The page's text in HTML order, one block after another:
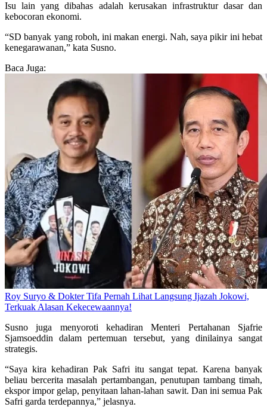
Isu lain yang dibahas adalah kerusakan infrastruktur dasar dan
kebocoran ekonomi.
“SD banyak yang roboh, ini makan energi. Nah, saya pikir ini hebat
kenegarawanan,” kata Susno.
Baca Juga:
Roy Suryo & Dokter Tifa Pernah Lihat Langsung Ijazah Jokowi,
Terkuak Alasan Kekecewaannya!
Susno juga menyoroti kehadiran Menteri Pertahanan Sjafrie
Sjamsoeddin dalam pertemuan tersebut, yang dinilainya sangat
strategis.
“Saya kira kehadiran Pak Safri itu sangat tepat. Karena banyak
beliau bercerita masalah pertambangan, penutupan tambang timah,
ekspor impor gelap, penyitaan lahan-lahan sawit. Dan ini semua Pak
Safri garda terdepannya,” jelasnya.